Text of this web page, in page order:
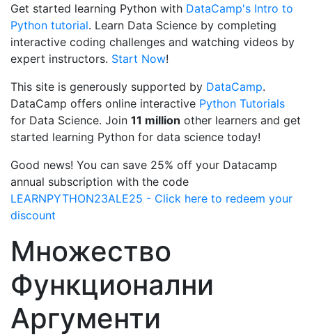
Get started learning Python with DataCamp's Intro to
Python tutorial. Learn Data Science by completing
interactive coding challenges and watching videos by
expert instructors. Start Now!
This site is generously supported by DataCamp.
DataCamp offers online interactive Python Tutorials
for Data Science. Join 11 million other learners and get
started learning Python for data science today!
Good news! You can save 25% off your Datacamp
annual subscription with the code
LEARNPYTHON23ALE25 - Click here to redeem your
discount
Множество
Функционални
Аргументи